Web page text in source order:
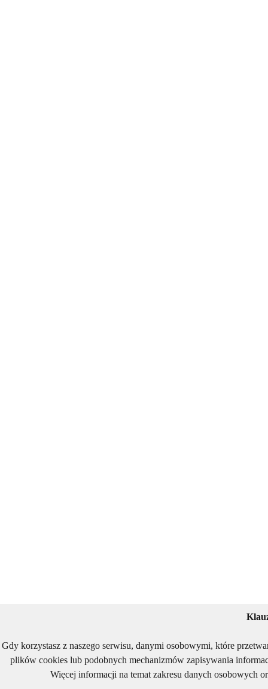
Gdy korzystasz z naszego serwisu, danymi osobowymi, które
plików cookies lub podobnych mechanizmów zapisywania
Więcej informacji na temat zakresu danych osobowych